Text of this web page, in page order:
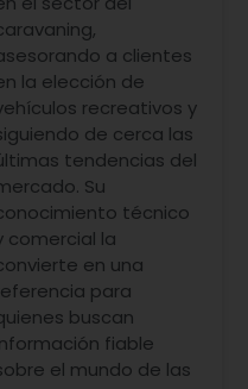
a clientes
la elección de
recreativos y
de cerca las
tendencias del
Su
técnico
comercial la
en una
para
buscan
fiable
el mundo de las